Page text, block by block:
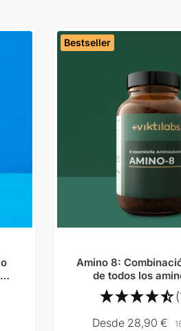
Bestseller
Amino 8:
de todos los
esenciales según
Lucà-
Precio
Desde 28,90 €